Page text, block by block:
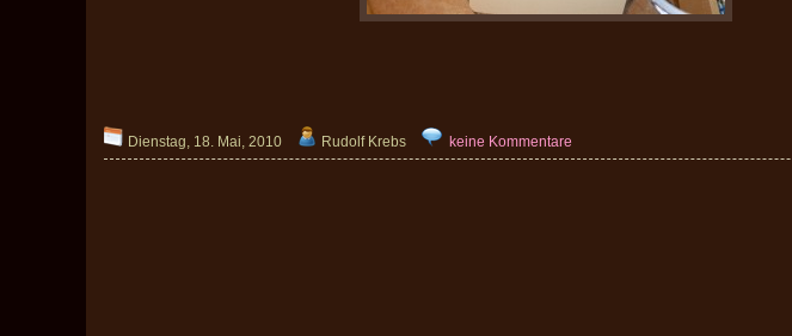
Dienstag, 18. Mai, 2010 Rudolf Krebs keine Kommentare